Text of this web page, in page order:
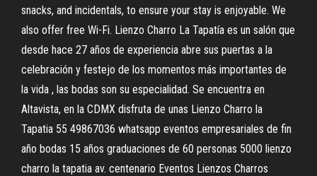
snacks, and incidentals, to ensure your stay is enjoyable. We
also offer free Wi-Fi. Lienzo Charro La Tapatía es un salón que
desde hace 27 años de experiencia abre sus puertas a la
celebración y festejo de los momentos más importantes de
la vida , las bodas son su especialidad. Se encuentra en
Altavista, en la CDMX disfruta de unas Lienzo Charro la
Tapatia 55 49867036 whatsapp eventos empresariales de fin
año bodas 15 años graduaciones de 60 personas 5000 lienzo
charro la tapatia av. centenario Eventos Lienzos Charros